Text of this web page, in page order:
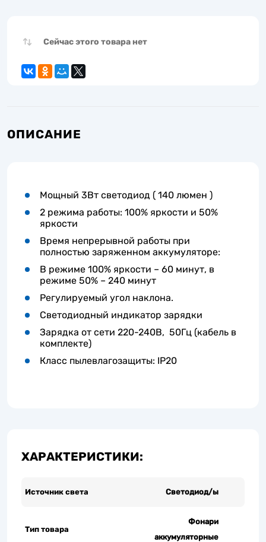
Сейчас этого товара нет
ОПИСАНИЕ
Мощный 3Вт светодиод ( 140 люмен )
2 режима работы: 100% яркости и 50%
яркости
Время непрерывной работы при
полностью заряженном аккумуляторе:
В режиме 100% яркости – 60 минут, в
режиме 50% – 240 минут
Регулируемый угол наклона.
Светодиодный индикатор зарядки
Зарядка от сети 220-240В, 50Гц (кабель в
комплекте)
Класс пылевлагозащиты: IP20
ХАРАКТЕРИСТИКИ:
Источник света Светодиод/ы
Тип товара
Фонари
аккумуляторные